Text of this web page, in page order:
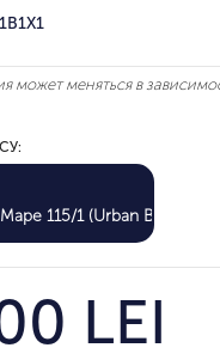
может меняться в
115/1 (Urban Business
LEI